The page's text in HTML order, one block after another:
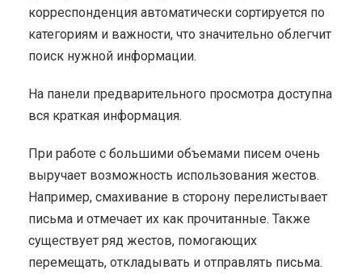
корреспонденция автоматически сортируется по
категориям и важности, что значительно облегчит
поиск нужной информации.
На панели предварительного просмотра доступна
вся краткая информация.
При работе с большими объемами писем очень
выручает возможность использования жестов.
Например, смахивание в сторону перелистывает
письма и отмечает их как прочитанные. Также
существует ряд жестов, помогающих
перемещать, откладывать и отправлять письма.